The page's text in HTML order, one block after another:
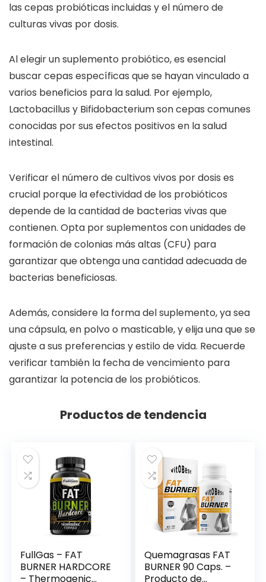
las cepas probióticas incluidas y el número de
culturas vivas por dosis.
Al elegir un suplemento probiótico, es esencial
buscar cepas específicas que se hayan vinculado a
varios beneficios para la salud. Por ejemplo,
Lactobacillus y Bifidobacterium son cepas comunes
conocidas por sus efectos positivos en la salud
intestinal.
Verificar el número de cultivos vivos por dosis es
crucial porque la efectividad de los probióticos
depende de la cantidad de bacterias vivas que
contienen. Opta por suplementos con unidades de
formación de colonias más altas (CFU) para
garantizar que obtenga una cantidad adecuada de
bacterias beneficiosas.
Además, considere la forma del suplemento, ya sea
una cápsula, en polvo o masticable, y elija una que se
ajuste a sus preferencias y estilo de vida. Recuerde
verificar también la fecha de vencimiento para
garantizar la potencia de los probióticos.
Productos de tendencia
FullGas – FAT
BURNER HARDCORE
– Thermogenic
Quemagrasas FAT
BURNER 90 Caps. –
Producto de